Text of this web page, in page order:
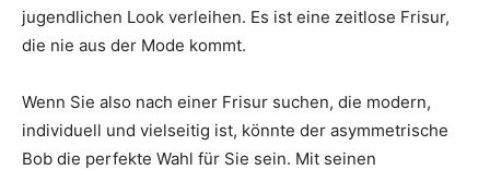
jugendlichen Look verleihen. Es ist eine zeitlose Frisur,
die nie aus der Mode kommt.
Wenn Sie also nach einer Frisur suchen, die modern,
individuell und vielseitig ist, könnte der asymmetrische
Bob die perfekte Wahl für Sie sein. Mit seinen